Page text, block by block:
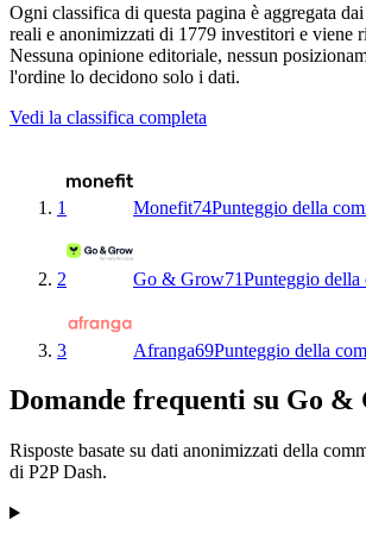
Ogni classifica di questa pagina è aggregata
reali e anonimizzati di 1779 investitori e viene
Nessuna opinione editoriale, nessun
l'ordine lo decidono solo i dati.
Vedi la classifica completa
1 Monefit74Punteggio della
2 Go & Grow71Punteggio
3 Afranga69Punteggio della
Domande frequenti su Go &
Risposte basate su dati anonimizzati della
di P2P Dash.